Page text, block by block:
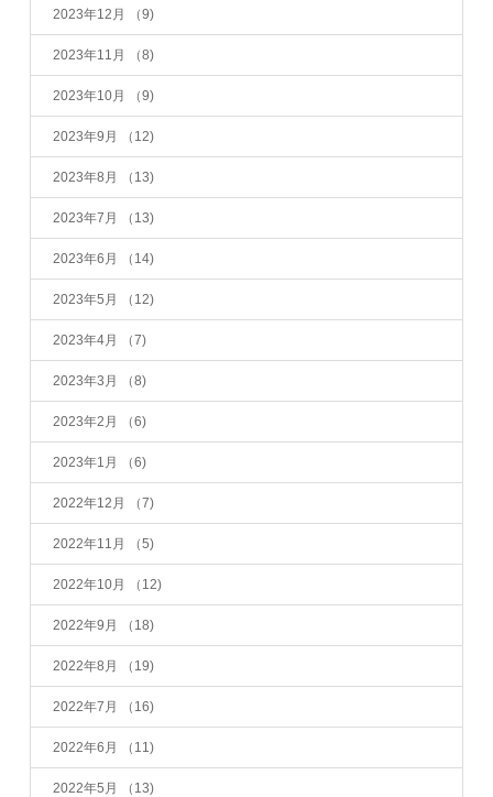
2023年12月 （9)
2023年11月 （8)
2023年10月 （9)
2023年9月 （12)
2023年8月 （13)
2023年7月 （13)
2023年6月 （14)
2023年5月 （12)
2023年4月 （7)
2023年3月 （8)
2023年2月 （6)
2023年1月 （6)
2022年12月 （7)
2022年11月 （5)
2022年10月 （12)
2022年9月 （18)
2022年8月 （19)
2022年7月 （16)
2022年6月 （11)
2022年5月 （13)